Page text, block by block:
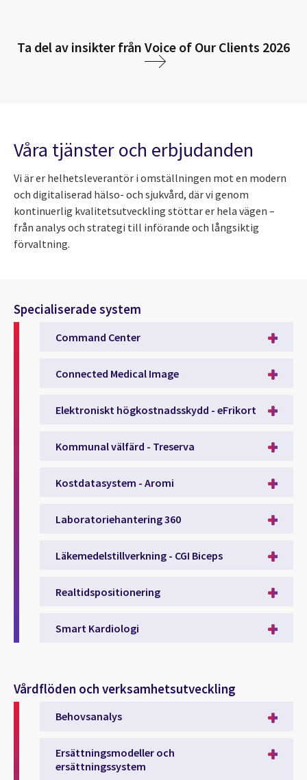
Ta del av insikter från Voice of Our Clients 2026
Våra tjänster och erbjudanden
Vi är er helhetsleverantör i omställningen mot en modern
och digitaliserad hälso- och sjukvård, där vi genom
kontinuerlig kvalitetsutveckling stöttar er hela vägen –
från analys och strategi till införande och långsiktig
förvaltning.
Specialiserade system
Command Center
Connected Medical Image
Elektroniskt högkostnadsskydd - eFrikort
Kommunal välfärd - Treserva
Kostdatasystem - Aromi
Laboratoriehantering 360
Läkemedelstillverkning - CGI Biceps
Realtidspositionering
Smart Kardiologi
Vårdflöden och verksamhetsutveckling
Behovsanalys
Ersättningsmodeller och
ersättningssystem